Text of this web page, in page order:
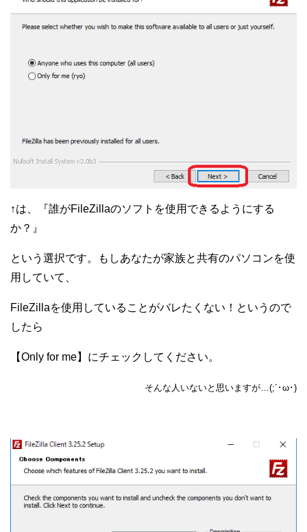
↑は、『誰がFileZillaのソフトを使用できるようにする
か？』
という選択です。もしあなたが家族と共有のパソコンを使
用していて、
FileZillaを使用していることがバレたくない！というので
したら
【Only for me】にチェックしてください。
そんな人いないと思いますが…(;´･ω･)